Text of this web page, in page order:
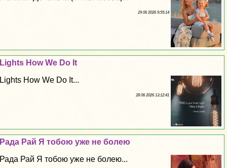
29 06 2026 9:55:14
Lights How We Do It
Lights How We Do It...
28 06 2026 13:12:41
Рада Рай Я тобою уже не болею
Рада Рай Я тобою уже не болею...